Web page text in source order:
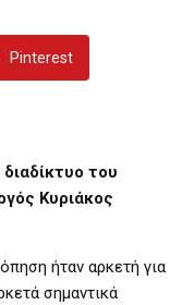
Pinterest
του
Κυριάκος
ήταν αρκετή για
σημαντικά